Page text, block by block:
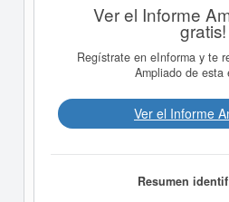
Ver el Informe
gratis!
Regístrate en eInforma y te
Ampliado de esta
Ver el Informe
Resumen